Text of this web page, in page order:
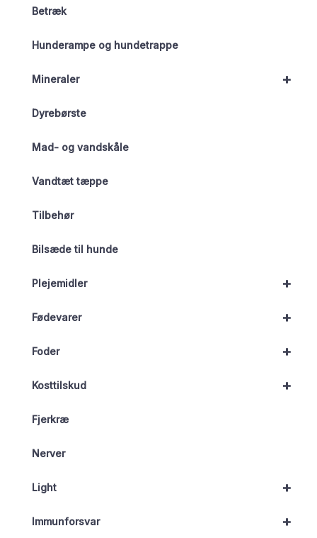
Betræk
Hunderampe og hundetrappe
+
Mineraler
Dyrebørste
Mad- og vandskåle
Vandtæt tæppe
Tilbehør
Bilsæde til hunde
+
Plejemidler
+
Fødevarer
+
Foder
+
Kosttilskud
Fjerkræ
Nerver
+
Light
+
Immunforsvar